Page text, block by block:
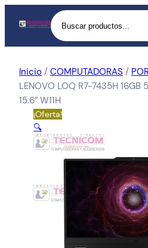
Buscar
Inicio / COMPUTADORAS /
LENOVO LOQ R7-7435H 16GB
15.6″ W11H
¡Oferta!
🔍